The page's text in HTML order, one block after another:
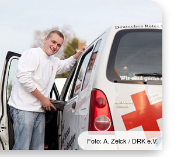
Foto: A. Zelck / DRK e.V.